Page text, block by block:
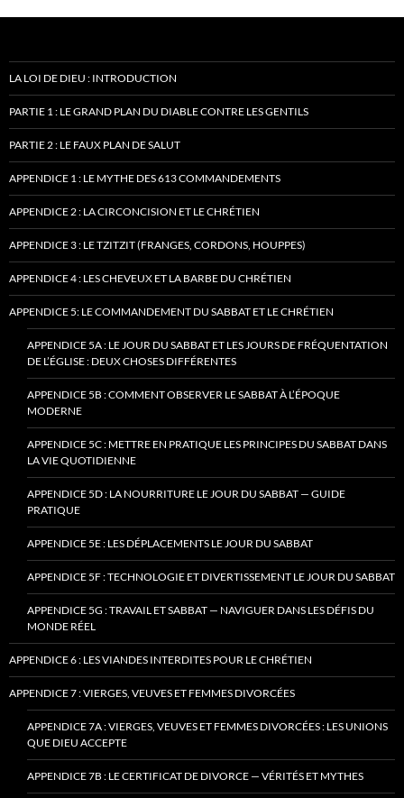
LA LOI DE DIEU : INTRODUCTION
PARTIE 1 : LE GRAND PLAN DU DIABLE CONTRE LES GENTILS
PARTIE 2 : LE FAUX PLAN DE SALUT
APPENDICE 1 : LE MYTHE DES 613 COMMANDEMENTS
APPENDICE 2 : LA CIRCONCISION ET LE CHRÉTIEN
APPENDICE 3 : LE TZITZIT (FRANGES, CORDONS, HOUPPES)
APPENDICE 4 : LES CHEVEUX ET LA BARBE DU CHRÉTIEN
APPENDICE 5: LE COMMANDEMENT DU SABBAT ET LE CHRÉTIEN
APPENDICE 5A : LE JOUR DU SABBAT ET LES JOURS DE FRÉQUENTATION
DE L’ÉGLISE : DEUX CHOSES DIFFÉRENTES
APPENDICE 5B : COMMENT OBSERVER LE SABBAT À L’ÉPOQUE
MODERNE
APPENDICE 5C : METTRE EN PRATIQUE LES PRINCIPES DU SABBAT DANS
LA VIE QUOTIDIENNE
APPENDICE 5D : LA NOURRITURE LE JOUR DU SABBAT — GUIDE
PRATIQUE
APPENDICE 5E : LES DÉPLACEMENTS LE JOUR DU SABBAT
APPENDICE 5F : TECHNOLOGIE ET DIVERTISSEMENT LE JOUR DU SABBAT
APPENDICE 5G : TRAVAIL ET SABBAT — NAVIGUER DANS LES DÉFIS DU
MONDE RÉEL
APPENDICE 6 : LES VIANDES INTERDITES POUR LE CHRÉTIEN
APPENDICE 7 : VIERGES, VEUVES ET FEMMES DIVORCÉES
APPENDICE 7A : VIERGES, VEUVES ET FEMMES DIVORCÉES : LES UNIONS
QUE DIEU ACCEPTE
APPENDICE 7B : LE CERTIFICAT DE DIVORCE — VÉRITÉS ET MYTHES